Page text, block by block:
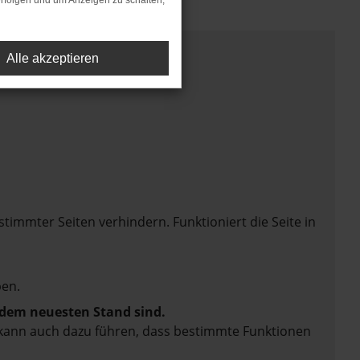
Seiten verhindern. Funktioniert die Seite in
neuesten Stand sind.
auch dazu führen, dass bestimmte Funktionen
Alle akzeptieren